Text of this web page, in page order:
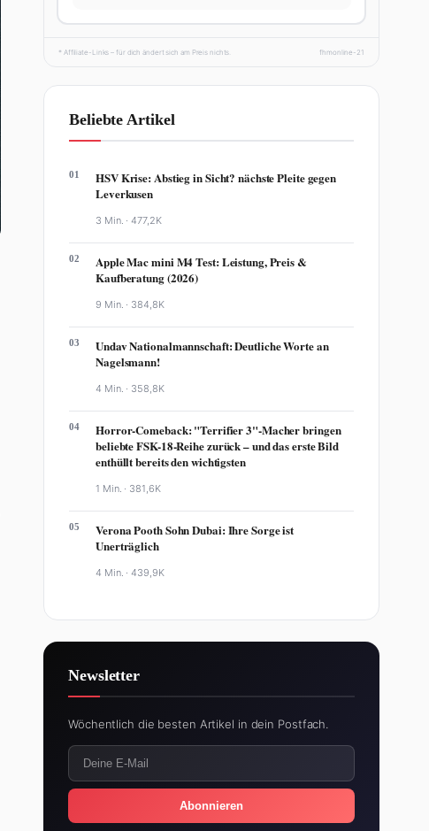
* Affiliate-Links – für dich ändert sich am Preis nichts. fhmonline-21
Beliebte Artikel
01
HSV Krise: Abstieg in Sicht? nächste Pleite gegen
Leverkusen
3 Min. ·477,2K
02
Apple Mac mini M4 Test: Leistung, Preis &
Kaufberatung (2026)
9 Min. · 384,8K
03
Undav Nationalmannschaft: Deutliche Worte an
Nagelsmann!
4 Min. · 358,8K
04
Horror-Comeback: "Terrifier 3"-Macher bringen
beliebte FSK-18-Reihe zurück – und das erste Bild
enthüllt bereits den wichtigsten
1 Min. · 381,6K
05
Verona Pooth Sohn Dubai: Ihre Sorge ist
Unerträglich
4 Min. ·439,9K
Newsletter
Wöchentlich die besten Artikel in dein Postfach.
Abonnieren